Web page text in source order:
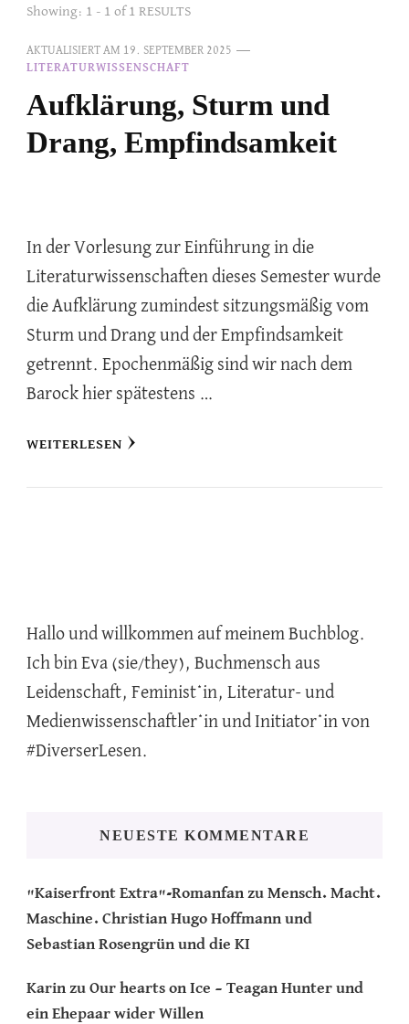
Showing: 1 - 1 of 1 RESULTS
AKTUALISIERT AM 19. SEPTEMBER 2025
LITERATURWISSENSCHAFT
Aufklärung, Sturm und
Drang, Empfindsamkeit
In der Vorlesung zur Einführung in die
Literaturwissenschaften dieses Semester wurde
die Aufklärung zumindest sitzungsmäßig vom
Sturm und Drang und der Empfindsamkeit
getrennt. Epochenmäßig sind wir nach dem
Barock hier spätestens …
WEITERLESEN
Hallo und willkommen auf meinem Buchblog.
Ich bin Eva (sie/they), Buchmensch aus
Leidenschaft, Feminist*in, Literatur- und
Medienwissenschaftler*in und Initiator*in von
#DiverserLesen.
NEUESTE KOMMENTARE
"Kaiserfront Extra"-Romanfan zu Mensch. Macht.
Maschine. Christian Hugo Hoffmann und
Sebastian Rosengrün und die KI
Karin zu Our hearts on Ice – Teagan Hunter und
ein Ehepaar wider Willen